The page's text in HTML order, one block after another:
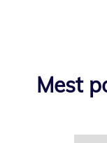
Mest